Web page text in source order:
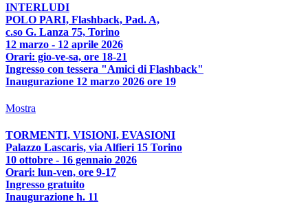
INTERLUDI
POLO PARI, Flashback, Pad. A,
c.so G. Lanza 75, Torino
12 marzo - 12 aprile 2026
Orari: gio-ve-sa, ore 18-21
Ingresso con tessera "Amici di Flashback"
Inaugurazione 12 marzo 2026 ore 19
Mostra
TORMENTI, VISIONI, EVASIONI
Palazzo Lascaris, via Alfieri 15 Torino
10 ottobre - 16 gennaio 2026
Orari: lun-ven, ore 9-17
Ingresso gratuito
Inaugurazione h. 11